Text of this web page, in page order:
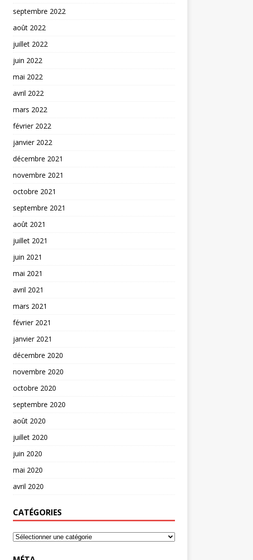
septembre 2022
août 2022
juillet 2022
juin 2022
mai 2022
avril 2022
mars 2022
février 2022
janvier 2022
décembre 2021
novembre 2021
octobre 2021
septembre 2021
août 2021
juillet 2021
juin 2021
mai 2021
avril 2021
mars 2021
février 2021
janvier 2021
décembre 2020
novembre 2020
octobre 2020
septembre 2020
août 2020
juillet 2020
juin 2020
mai 2020
avril 2020
CATÉGORIES